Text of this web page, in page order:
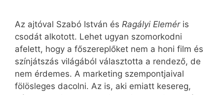
Az ajtóval Szabó István és Ragályi Elemér is
csodát alkotott. Lehet ugyan szomorkodni
afelett, hogy a főszereplőket nem a honi film és
színjátszás világából választotta a rendező, de
nem érdemes. A marketing szempontjaival
fölösleges dacolni. Az is, aki emiatt kesereg,